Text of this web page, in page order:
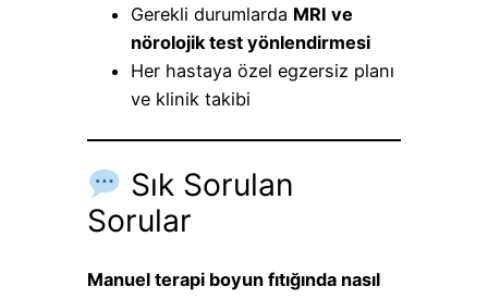
Gerekli durumlarda MRI ve
nörolojik test yönlendirmesi
Her hastaya özel egzersiz planı
ve klinik takibi
Sık Sorulan
Sorular
Manuel terapi boyun fıtığında nasıl